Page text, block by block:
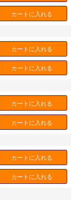
カートに入れる
カートに入れる
カートに入れる
カートに入れる
カートに入れる
カートに入れる
カートに入れる